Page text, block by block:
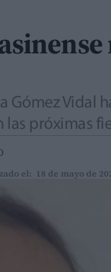
Gómez
próximas
el: 18 de mayo de